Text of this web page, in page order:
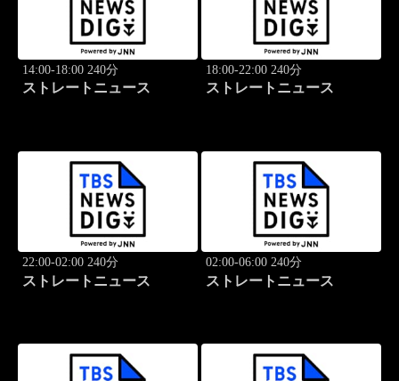
14:00-18:00 240分
ストレートニュース
18:00-22:00 240分
ストレートニュース
22:00-02:00 240分
ストレートニュース
02:00-06:00 240分
ストレートニュース